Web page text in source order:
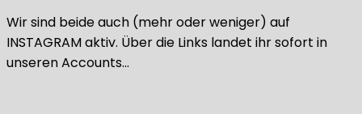
Wir sind beide auch (mehr oder weniger) auf
INSTAGRAM aktiv. Über die Links landet ihr sofort in
unseren Accounts…